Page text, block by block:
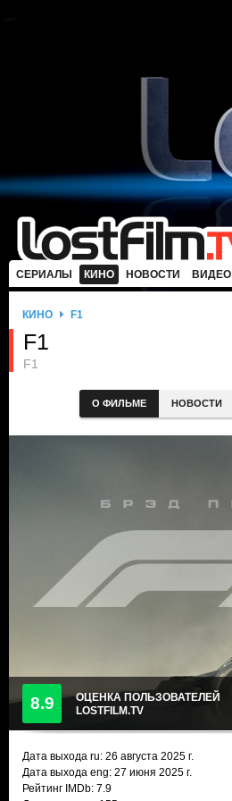
СЕРИАЛЫ КИНО НОВОСТИ ВИДЕО
КИНО F1
F1
F1
О ФИЛЬМЕ НОВОСТИ
8.9
ОЦЕНКА ПОЛЬЗОВАТЕЛЕЙ
LOSTFILM.TV
Дата выхода ru: 26 августа 2025 г.
Дата выхода eng: 27 июня 2025 г.
Рейтинг IMDb: 7.9